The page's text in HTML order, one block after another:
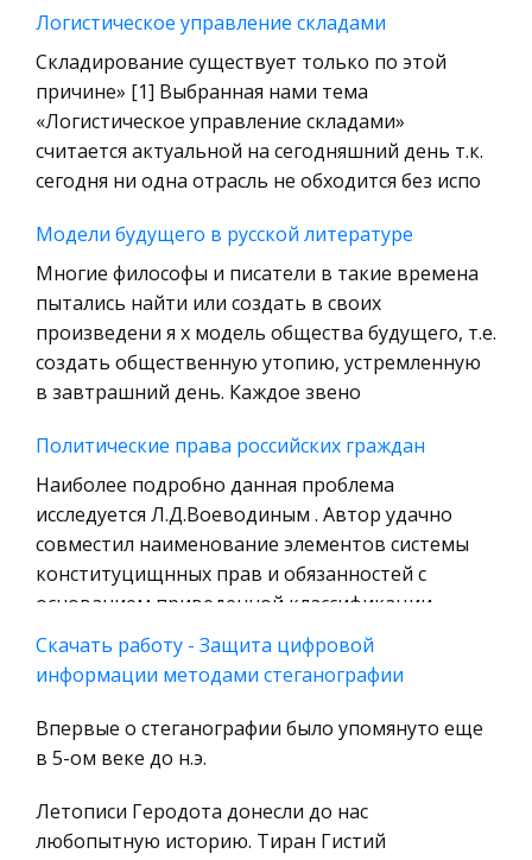
кредитные отношения
Конституционное (государственное) право
зарубежных стран
Муниципальное право России
Радиоэлектроника
Физкультура и Спорт
История отечественного государства и
права
Технология
Уголовное право
Природопользование
Военная кафедра
Социология
Страховое право
Военное дело
Экономика и Финансы
Химия
Металлургия
Микроэкономика, экономика предприятия,
предпринимательство
Логистическое управление складами
Складирование существует только по этой
причине» [1] Выбранная нами тема
«Логистическое управление складами»
считается актуальной на сегодняшний день т.к.
сегодня ни одна отрасль не обходится без испо
Модели будущего в русской литературе
Многие философы и писатели в такие времена
пытались найти или создать в своих
произведени я х модель общества будущего, т.е.
создать общественную утопию, устремленную
в завтрашний день. Каждое звено
Политические права российских граждан
Наиболее подробно данная проблема
исследуется Л.Д.Воеводиным . Автор удачно
совместил наименование элементов системы
конституцищнных прав и обязанностей с
основанием приведенной классификации.
Ученый
Сводная консолидированная бухгалтерская
отчетность (Российский опыт и МСФО)
Содержание:
Понятие бухгалтерской отчетности, ее значение
и виды……3 2. Пользователи бухгалтерской
Скачать работу - Защита цифровой
информации методами стеганографии
Впервые о стеганографии было упомянуто еще
в 5-ом веке до н.э.
Летописи Геродота донесли до нас
любопытную историю. Тиран Гистий